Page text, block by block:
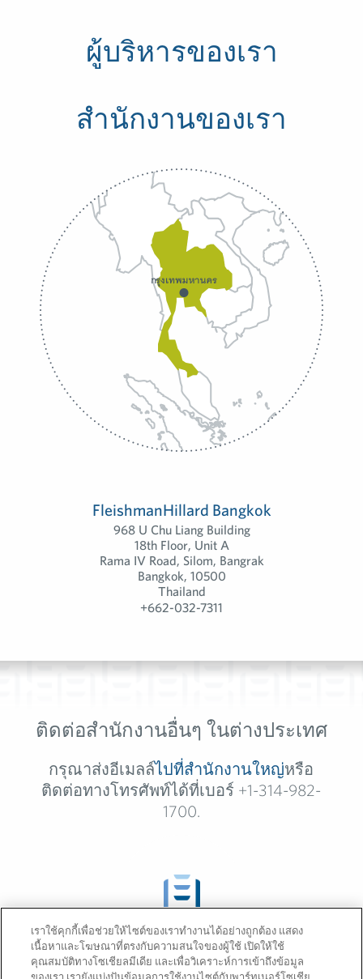
ผู้บริหารของเรา
สำนักงานของเรา
FleishmanHillard Bangkok
968 U Chu Liang Building
18th Floor, Unit A
Rama IV Road, Silom, Bangrak
Bangkok, 10500
Thailand
+662-032-7311
ติดต่อสำนักงานอื่นๆ ในต่างประเทศ
กรุณาส่งอีเมลล์ไปที่สำนักงานใหญ่หรือ
ติดต่อทางโทรศัพท์ได้ที่เบอร์ +1-314-982-
1700.
ติดต่อสำนักงานอื่นๆ
ในต่างประเทศ
เราใช้คุกกี้เพื่อช่วยให้ไซต์ของเราทำงานได้อย่างถูกต้อง แสดง
เนื้อหาและโฆษณาที่ตรงกับความสนใจของผู้ใช้ เปิดให้ใช้
คุณสมบัติทางโซเชียลมีเดีย และเพื่อวิเคราะห์การเข้าถึงข้อมูล